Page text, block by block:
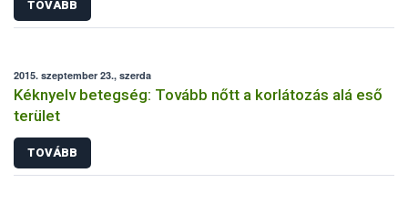
TOVÁBB
2015. szeptember 23., szerda
Kéknyelv betegség: Tovább nőtt a korlátozás alá eső
terület
TOVÁBB